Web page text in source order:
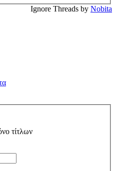
Ignore Threads by Nobita
τίτλων